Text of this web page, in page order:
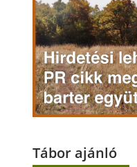
Tábor ajánló